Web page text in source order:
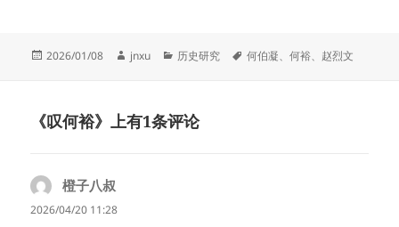
发
2026/01/08
作
jnxu
分
历史研究
标
何伯凝、何裕、赵烈文
《叹何裕》上有1条评论
橙子八叔
道：
2026/04/20 11:28